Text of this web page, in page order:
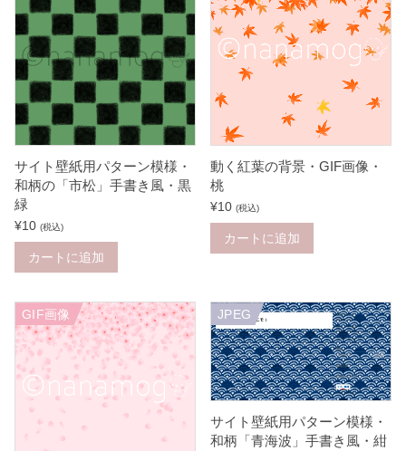
サイト壁紙用パターン模様・
和柄の「市松」手書き風・黒
緑
¥10 (税込)
カートに追加
動く紅葉の背景・GIF画像・
桃
¥10 (税込)
カートに追加
GIF画像 JPEG
サイト壁紙用パターン模様・
和柄「青海波」手書き風・紺